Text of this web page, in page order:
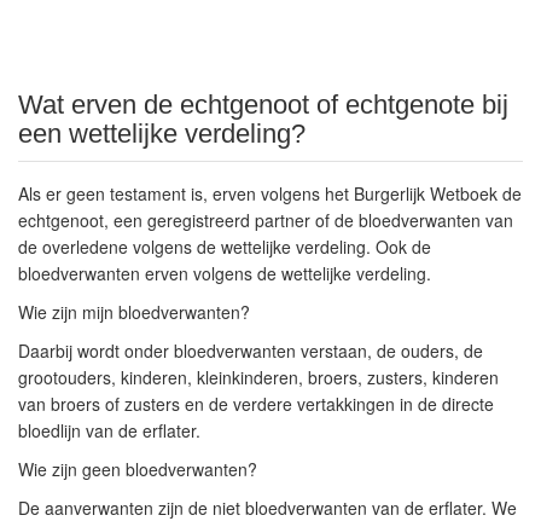
Wat erven de echtgenoot of echtgenote bij
een wettelijke verdeling?
Als er geen testament is, erven volgens het Burgerlijk Wetboek de
echtgenoot, een geregistreerd partner of de bloedverwanten van
de overledene volgens de wettelijke verdeling. Ook de
bloedverwanten erven volgens de wettelijke verdeling.
Wie zijn mijn bloedverwanten?
Daarbij wordt onder bloedverwanten verstaan, de ouders, de
grootouders, kinderen, kleinkinderen, broers, zusters, kinderen
van broers of zusters en de verdere vertakkingen in de directe
bloedlijn van de erflater.
Wie zijn geen bloedverwanten?
De aanverwanten zijn de niet bloedverwanten van de erflater. We